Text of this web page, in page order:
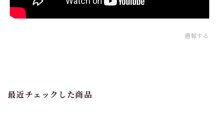
通報する
最近チェックした商品